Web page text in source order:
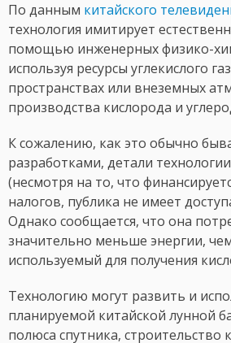
По данным китайского
технология имитирует
помощью инженерных физико-
используя ресурсы углекислого
пространствах или внеземных
производства кислорода и
К сожалению, как это обычно
разработками, детали
(несмотря на то, что
налогов, публика не имеет
Однако сообщается, что она
значительно меньше энергии,
используемый для получения
Технологию могут развить и
планируемой китайской лунной
полюса спутника, строительство